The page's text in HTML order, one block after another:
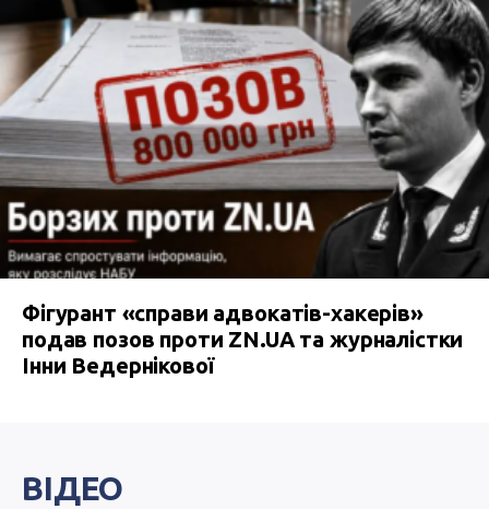
Фігурант «справи адвокатів-хакерів»
подав позов проти ZN.UA та журналістки
Інни Ведернікової
ВІДЕО